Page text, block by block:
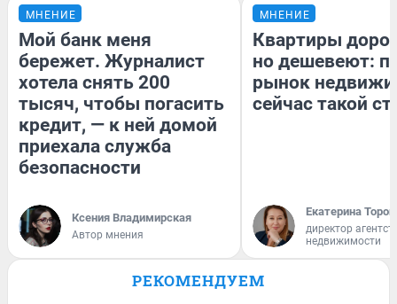
МНЕНИЕ
Мой банк меня
бережет. Журналист
хотела снять 200
тысяч, чтобы погасить
кредит, — к ней домой
приехала служба
безопасности
Ксения Владимирская
Автор мнения
МНЕНИЕ
Квартиры
но дешевеют:
рынок
сейчас такой
Екатерина
директор
недвижимости
РЕКОМЕНДУЕМ